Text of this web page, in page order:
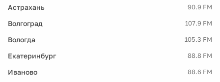
Астрахань 90.9 FM
Волгоград 107.9 FM
Вологда 105.3 FM
Екатеринбург 88.8 FM
Иваново 88.6 FM